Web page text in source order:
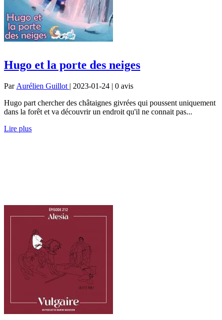
Hugo et la porte des neiges
Par Aurélien Guillot | 2023-01-24 | 0 avis
Hugo part chercher des châtaignes givrées qui poussent uniquement
dans la forêt et va découvrir un endroit qu'il ne connait pas...
Lire plus